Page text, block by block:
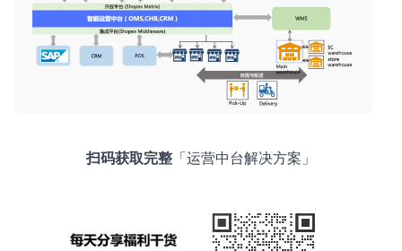
扫码获取完整 「运营中台解决方案」